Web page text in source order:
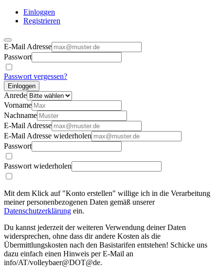
Einloggen
Registrieren
E-Mail Adresse
Passwort
Passwort vergessen?
Einloggen
Anrede
Vorname
Nachname
E-Mail Adresse
E-Mail Adresse wiederholen
Passwort
Passwort wiederholen
Mit dem Klick auf "Konto erstellen" willige ich in die Verarbeitung
meiner personenbezogenen Daten gemäß unserer
Datenschutzerklärung ein.
Du kannst jederzeit der weiteren Verwendung deiner Daten
widersprechen, ohne dass dir andere Kosten als die
Übermittlungskosten nach den Basistarifen entstehen! Schicke uns
dazu einfach einen Hinweis per E-Mail an
info/AT/volleybaer@DOT@de.